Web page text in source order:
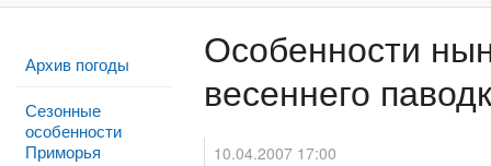
Архив погоды
Сезонные
особенности
Приморья
Особенности
весеннего
10.04.2007 17:00